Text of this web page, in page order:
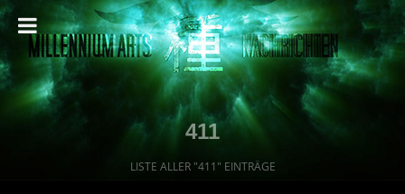
411
LISTE ALLER "411" EINTRÄGE